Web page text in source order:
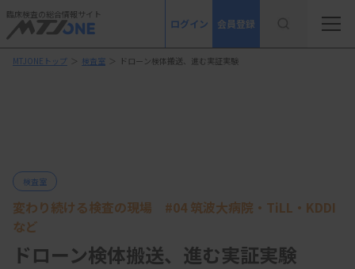
臨床検査の総合情報サイト
ログイン 会員登録
MTJONEトップ ＞ 検査室 ＞ ドローン検体搬送、進む実証実験
検査室
変わり続ける検査の現場 #04 筑波大病院・TiLL・KDDI
など
ドローン検体搬送、進む実証実験